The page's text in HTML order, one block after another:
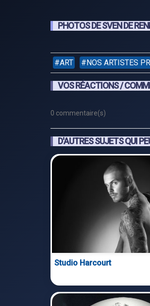
PHOTOS DE SVEN DE
ART NOS ARTISTES
VOS RÉACTIONS /
0 commentaire(s)
D'AUTRES SUJETS QUI
Studio Harcourt